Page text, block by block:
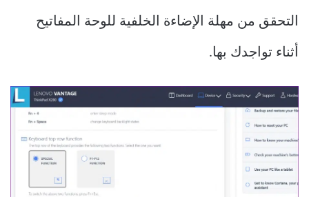
التحقق من مهلة الإضاءة الخلفية للوحة المفاتيح
أثناء تواجدك بها.